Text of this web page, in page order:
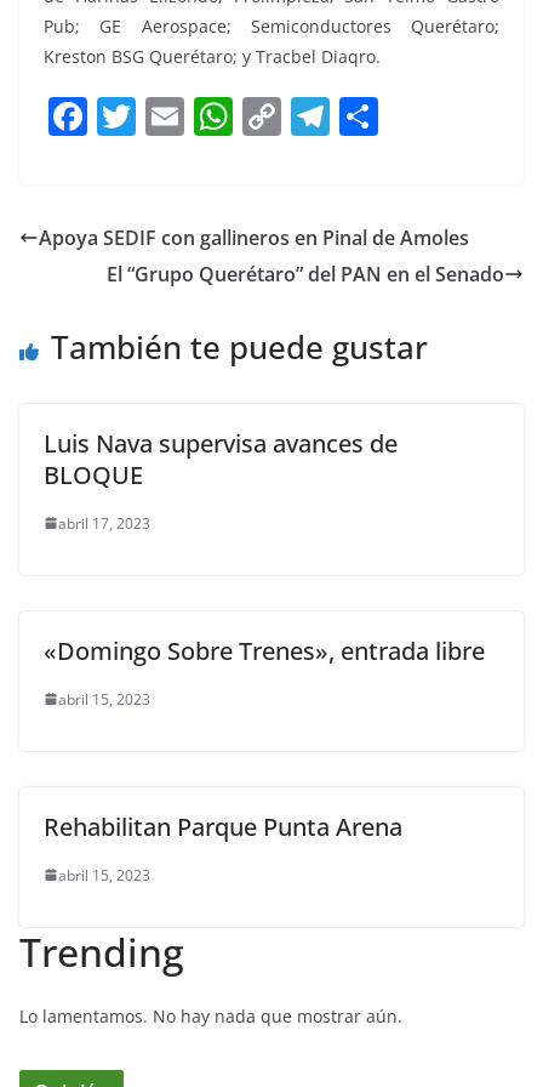
Pub; GE Aerospace; Semiconductores Querétaro;
Kreston BSG Querétaro; y Tracbel Diaqro.
F
e
b
o
T
er
E
l
W
s
A
p
C
y
Li
k
T
gr
a
e
Apoya SEDIF con gallineros en Pinal de Amoles
El “Grupo Querétaro” del PAN en el Senado
También te puede gustar
Luis Nava supervisa avances de
BLOQUE
abril 17, 2023
«Domingo Sobre Trenes», entrada libre
abril 15, 2023
Rehabilitan Parque Punta Arena
abril 15, 2023
Trending
Lo lamentamos. No hay nada que mostrar aún.